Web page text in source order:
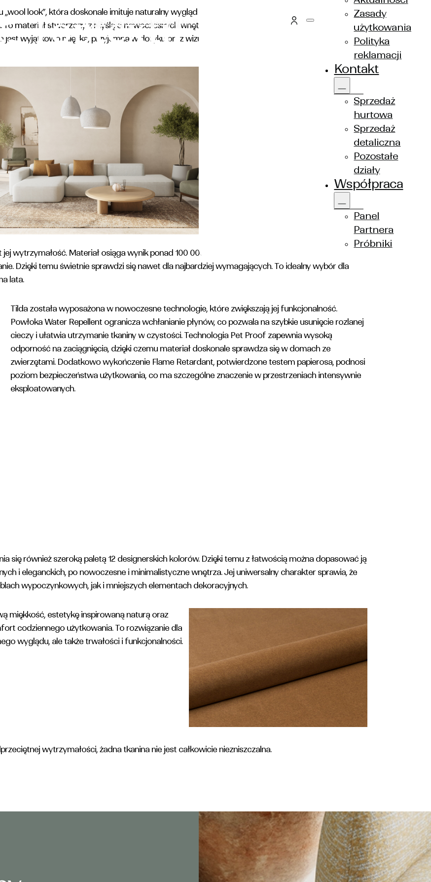
WSPÓŁPRACA KONTAKT
Zasady
użytkowania
Polityka
reklamacji
Kontakt
Sprzedaż
hurtowa
Sprzedaż
detaliczna
Pozostałe
działy
Współpraca
Panel
Partnera
Próbniki
look”, która doskonale imituje naturalny wygląd wełny, jednocześnie oferując znacznie
materiał stworzony z myślą o nowoczesnych wnętrzach, w których liczy się zarówno estetyka,
jest wyjątkowo miękka, przyjemna w dotyku oraz wizualnie ociepla przestrzeń, nadając jej przytulny
wytrzymałość. Materiał osiąga wynik ponad 100 000 cykli, co świadczy o bardzo wysokiej
Dzięki temu świetnie sprawdzi się nawet dla najbardziej wymagających. To idealny wybór dla
lata.
Tilda została wyposażona w nowoczesne technologie, które zwiększają jej funkcjonalność.
Powłoka Water Repellent ogranicza wchłanianie płynów, co pozwala na szybkie usunięcie rozlanej
cieczy i ułatwia utrzymanie tkaniny w czystości. Technologia Pet Proof zapewnia wysoką
odporność na zaciągnięcia, dzięki czemu materiał doskonale sprawdza się w domach ze
zwierzętami. Dodatkowo wykończenie Flame Retardant, potwierdzone testem papierosa, podnosi
poziom bezpieczeństwa użytkowania, co ma szczególne znaczenie w przestrzeniach intensywnie
eksploatowanych.
się również szeroką paletą 12 designerskich kolorów. Dzięki temu z łatwością można dopasować ją
i eleganckich, po nowoczesne i minimalistyczne wnętrza. Jej uniwersalny charakter sprawia, że
wypoczynkowych, jak i mniejszych elementach dekoracyjnych.
miękkość, estetykę inspirowaną naturą oraz
codziennego użytkowania. To rozwiązanie dla
wyglądu, ale także trwałości i funkcjonalności.
wytrzymałości, żadna tkanina nie jest całkowicie niezniszczalna.